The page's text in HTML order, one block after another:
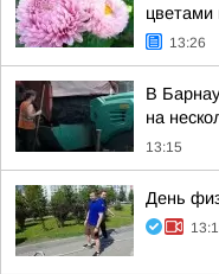
цветами
13:26
В
на
13:15
День